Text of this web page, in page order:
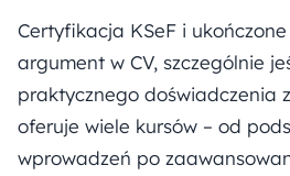
Certyfikacja KSeF i
argument w CV, szczególnie
praktycznego doświadczenia
oferuje wiele kursów – od
wprowadzeń po